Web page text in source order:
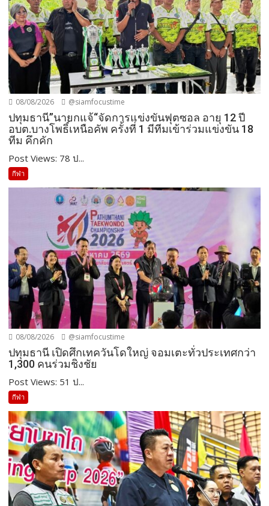
08/08/2026 @siamfocustime
ปทุมธานี”นายกแจ้“จัดการแข่งขันฟุตซอล อายุ 12 ปี
อบต.บางโพธิ์เหนือคัพ ครั้งที่ 1 มีทีมเข้าร่วมแข่งขัน 18
ทีม คึกคัก
Post Views: 78 ป...
กีฬา
08/08/2026 @siamfocustime
ปทุมธานี เปิดศึกเทควันโดใหญ่ จอมเตะทั่วประเทศกว่า
1,300 คนร่วมชิงชัย
Post Views: 51 ป...
กีฬา